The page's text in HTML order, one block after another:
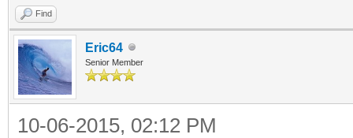
Find
Eric64
Senior Member
10-06-2015, 02:12 PM